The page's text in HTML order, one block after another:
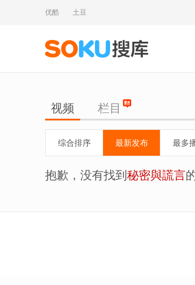
优酷 土豆
视频 栏目
综合排序 最新发布 最多
抱歉，没有找到 秘密與謊言